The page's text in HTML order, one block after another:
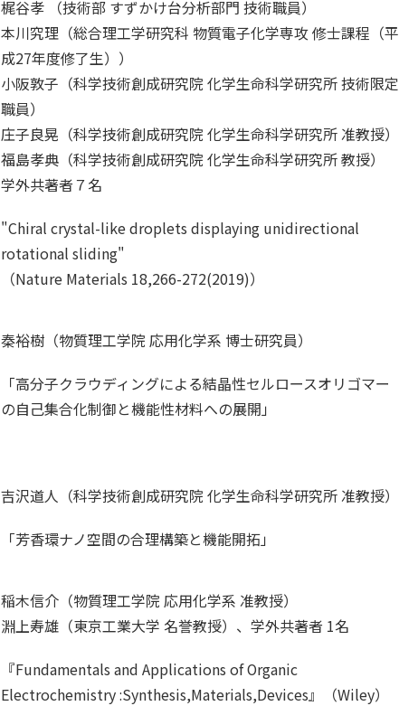
梶谷孝 （技術部 すずかけ台分析部門 技術職員）
本川究理（総合理工学研究科 物質電子化学専攻 修士課程（平
成27年度修了生））
小阪敦子（科学技術創成研究院 化学生命科学研究所 技術限定
職員）
庄子良晃（科学技術創成研究院 化学生命科学研究所 准教授）
福島孝典（科学技術創成研究院 化学生命科学研究所 教授）
学外共著者７名
"Chiral crystal-like droplets displaying unidirectional
rotational sliding"
（Nature Materials 18,266-272(2019)）
秦裕樹（物質理工学院 応用化学系 博士研究員）
「高分子クラウディングによる結晶性セルロースオリゴマー
の自己集合化制御と機能性材料への展開」
吉沢道人（科学技術創成研究院 化学生命科学研究所 准教授）
「芳香環ナノ空間の合理構築と機能開拓」
稲木信介（物質理工学院 応用化学系 准教授）
淵上寿雄（東京工業大学 名誉教授）、学外共著者 1名
『Fundamentals and Applications of Organic
Electrochemistry :Synthesis,Materials,Devices』（Wiley）